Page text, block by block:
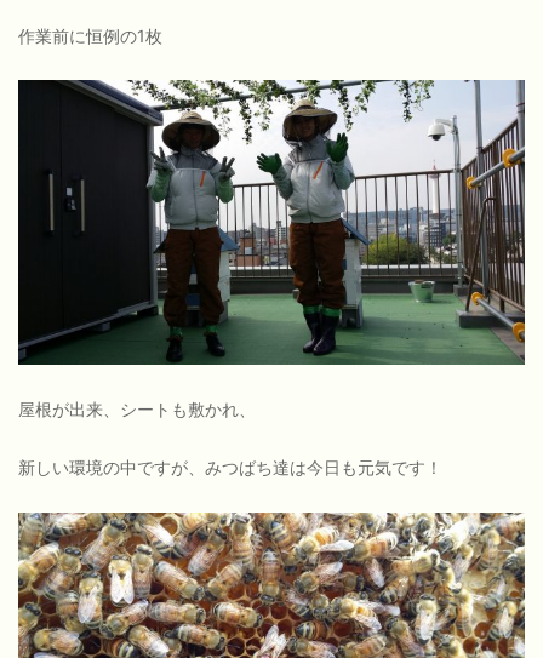
作業前に恒例の1枚
屋根が出来、シートも敷かれ、
新しい環境の中ですが、みつばち達は今日も元気です！